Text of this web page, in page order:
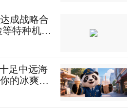
成战略合
特种机器
务
足中远海
的冰爽夏